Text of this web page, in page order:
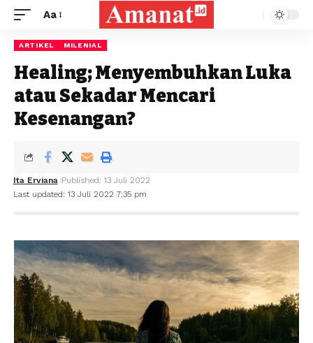
Aa
ARTIKEL MILENIAL
Healing; Menyembuhkan Luka
atau Sekadar Mencari
Kesenangan?
Last updated: 13 Juli 2022 7:35 pm
Ita Erviana Published: 13 Juli 2022